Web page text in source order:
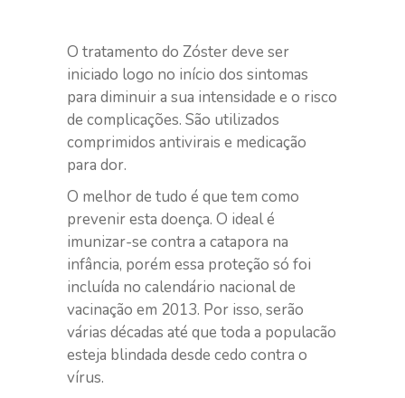
O tratamento do Zóster deve ser
iniciado logo no início dos sintomas
para diminuir a sua intensidade e o risco
de complicações. São utilizados
comprimidos antivirais e medicação
para dor.
O melhor de tudo é que tem como
prevenir esta doença. O ideal é
imunizar-se contra a catapora na
infância, porém essa proteção só foi
incluída no calendário nacional de
vacinação em 2013. Por isso, serão
várias décadas até que toda a populacão
esteja blindada desde cedo contra o
vírus.